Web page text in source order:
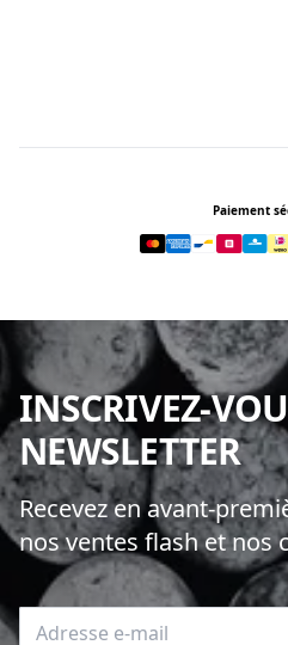
Paiement
INSCRIVEZ-
NEWSLETTER
Recevez en avant-
nos ventes flash et nos
Adresse e-mail